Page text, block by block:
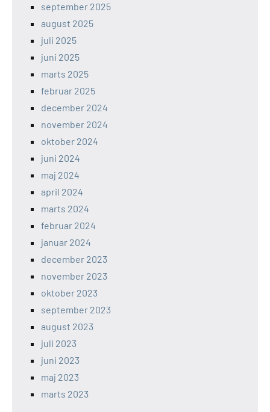
september 2025
august 2025
juli 2025
juni 2025
marts 2025
februar 2025
december 2024
november 2024
oktober 2024
juni 2024
maj 2024
april 2024
marts 2024
februar 2024
januar 2024
december 2023
november 2023
oktober 2023
september 2023
august 2023
juli 2023
juni 2023
maj 2023
marts 2023